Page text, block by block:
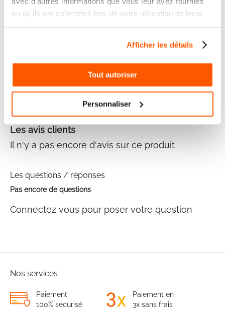
ou qu'ils ont collectées lors de votre utilisation de leurs
Afficher les détails
Tout autoriser
Personnaliser
Variante : anthracite
Marque STEINEL
Les avis clients
Il n'y a pas encore d'avis sur ce produit
Les questions / réponses
Pas encore de questions
Connectez vous pour poser votre question
Nos services
Paiement
100% sécurisé
Paiement en
3x sans frais